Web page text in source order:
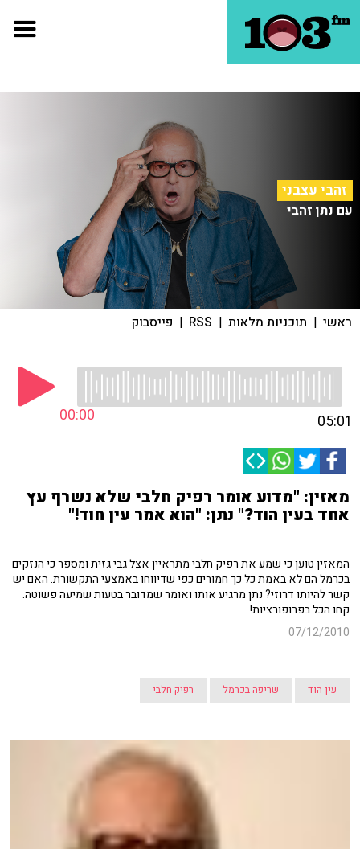
זהבי עצבני
עם נתן זהבי
ראשי | תוכניות מלאות |
RSS
| פייסבוק
00:00 05:01
מאזין: "מדוע אומר רפיק חלבי שלא נשרף עץ
אחד בעין הוד?" נתן: "הוא אמר עין חוד!"
המאזין טוען כי שמע את רפיק חלבי מתראיין אצל גבי גזית ומספר כי הנזקים
בכרמל הם לא באמת כל כך חמורים כפי שדיווחו באמצעי התקשורת. האם יש
קשר להיותו דרוזי? נתן מרגיע אותו ואומר שמדובר בטעות שמיעה פשוטה.
קחו הכל בפרופורציות!
07/12/2010
עין הוד שריפה בכרמל רפיק חלבי